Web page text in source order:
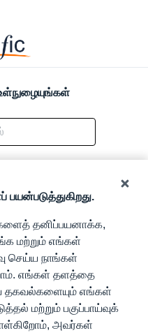
தனிப்பயனாக்க,
மற்றும் எங்கள்
செய்ய நாங்கள்
எங்கள் தளத்தை
தகவல்களையும் எங்கள்
மற்றும் பகுப்பாய்வுக்
அவர்கள்
உள்நுழைக